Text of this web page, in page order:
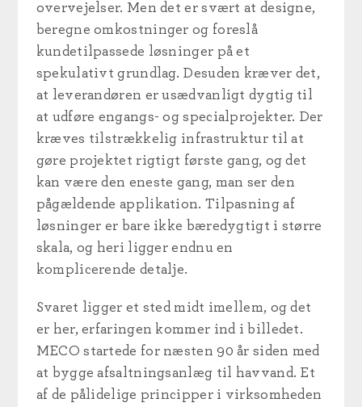
overvejelser. Men det er svært at designe,
beregne omkostninger og foreslå
kundetilpassede løsninger på et
spekulativt grundlag. Desuden kræver det,
at leverandøren er usædvanligt dygtig til
at udføre engangs- og specialprojekter. Der
kræves tilstrækkelig infrastruktur til at
gøre projektet rigtigt første gang, og det
kan være den eneste gang, man ser den
pågældende applikation. Tilpasning af
løsninger er bare ikke bæredygtigt i større
skala, og heri ligger endnu en
komplicerende detalje.
Svaret ligger et sted midt imellem, og det
er her, erfaringen kommer ind i billedet.
MECO startede for næsten 90 år siden med
at bygge afsaltningsanlæg til havvand. Et
af de pålidelige principper i virksomheden